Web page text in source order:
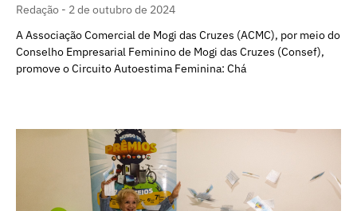
Redação
2 de outubro de 2024
A Associação Comercial de Mogi das Cruzes (ACMC), por meio do
Conselho Empresarial Feminino de Mogi das Cruzes (Consef),
promove o Circuito Autoestima Feminina: Chá